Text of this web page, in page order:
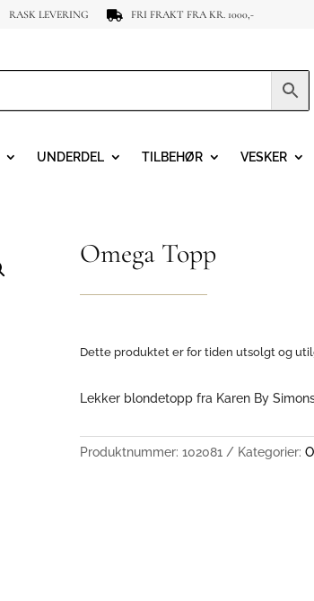
RASK LEVERING  FRI FRAKT FRA KR. 1000,-
UNDERDEL TILBEHØR VESKER
Omega Topp
Dette produktet er for tiden utsolgt og
Lekker blondetopp fra Karen By
Produktnummer: 102081 Kategorier: